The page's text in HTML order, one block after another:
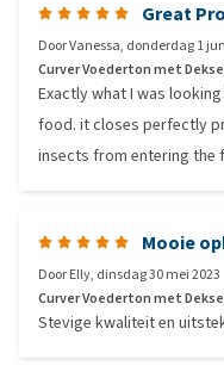
Great
DoorVanessa, donderdag 1
Curver Voederton met
Exactly what I was
food. it closes perfectly
insects from entering the
Mooie
DoorElly, dinsdag 30 mei 2023
Curver Voederton met
Stevige kwaliteit en